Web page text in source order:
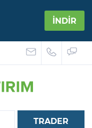
İNDİR
TRADER